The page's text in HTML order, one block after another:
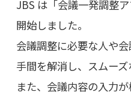
JBS は「会議一発調整
開始しました。
会議調整に必要な人や
手間を解消し、スムーズ
また、会議内容の入力